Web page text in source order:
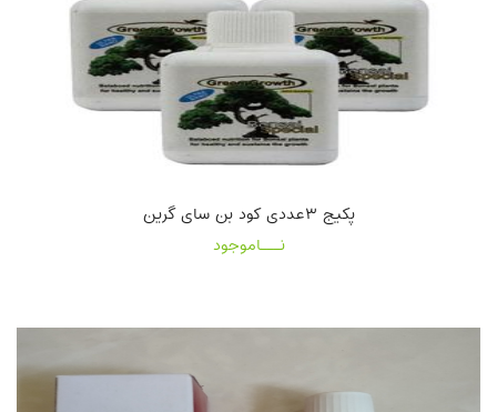
پکیج ۳عددی کود بن سای گرین
نـــاموجود